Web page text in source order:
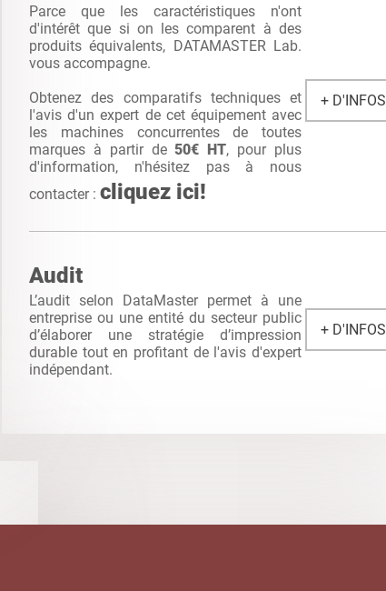
Parce que les caractéristiques n'ont
d'intérêt que si on les comparent à des
produits équivalents, DATAMASTER Lab.
vous accompagne.
Obtenez des comparatifs techniques et
l'avis d'un expert de cet équipement avec
les machines concurrentes de toutes
marques à partir de50€ HT, pour plus
d'information, n'hésitez pas à nous
contacter : cliquez ici!
+ D'INFOS
Audit
L’audit selon DataMaster permet à une
entreprise ou une entité du secteur public
d’élaborer une stratégie d’impression
durable tout en profitant de l'avis d'expert
indépendant.
+ D'INFOS